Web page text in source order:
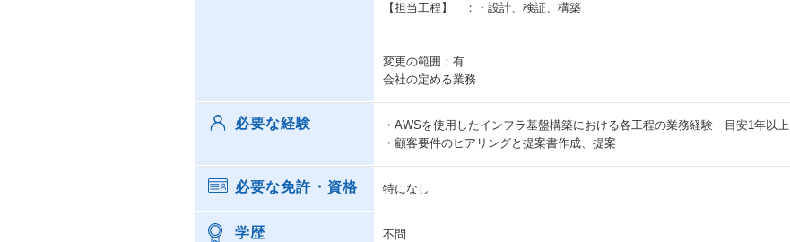
【担当工程】 ：・設計、検証、構築
変更の範囲：有
会社の定める業務
必要な経験
・AWSを使用したインフラ基盤構築における各工程の業務経験 目安1年以上
・顧客要件のヒアリングと提案書作成、提案
必要な免許・資格 特になし
学歴 不問